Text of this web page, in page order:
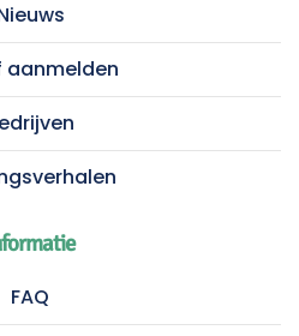
aanmelden
FAQ